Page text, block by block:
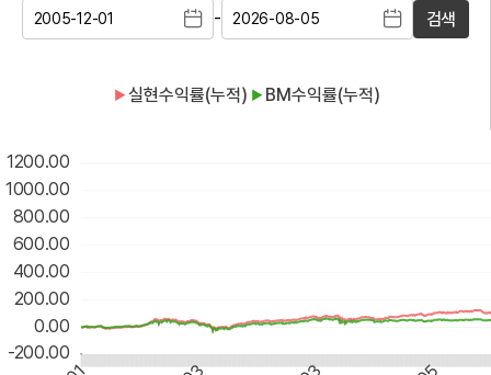
- 검색
▶ 실현수익률(누적) ▶ BM수익률(누적)
1200.00
1000.00
800.00
600.00
400.00
200.00
0.00
-200.00